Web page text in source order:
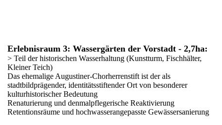
Erlebnisraum 3: Wassergärten der Vorstadt - 2,7ha:
> Teil der historischen Wasserhaltung (Kunstturm, Fischhälter,
Kleiner Teich)
Das ehemalige Augustiner-Chorherrenstift ist der als
stadtbildprägender, identitätsstiftender Ort von besonderer
kulturhistorischer Bedeutung
Renaturierung und denmalpflegerische Reaktivierung
Retentionsräume und hochwasserangepasste Gewässersanierung